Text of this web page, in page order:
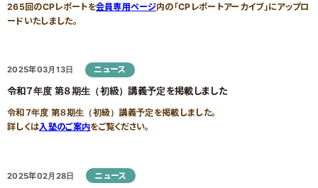
265回のCPレポートを会員専用ページ内の「CPレポートアーカイブ」にアップロ
ードいたしました。
2025年03月13日 ニュース
令和７年度 第８期生（初級）講義予定を掲載しました
令和７年度 第８期生（初級）講義予定を掲載しました。
詳しくは入塾のご案内をご覧ください。
2025年02月28日 ニュース